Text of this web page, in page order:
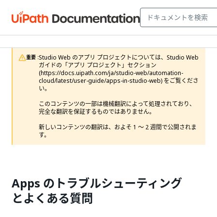
重要 :Studio Web のアプリ プロジェクトについては、Studio Web
ガイドの「アプリ プロジェクト」セクション
(https://docs.uipath.com/ja/studio-web/automation-
cloud/latest/user-guide/apps-in-studio-web) をご覧くださ
い。
このコンテンツの一部は機械翻訳によって処理されており、
完全な翻訳を保証するものではありません。
新しいコンテンツの翻訳は、およそ 1 ～ 2 週間で公開されま
す。
Apps のトラブルシューティング
とよくある質問